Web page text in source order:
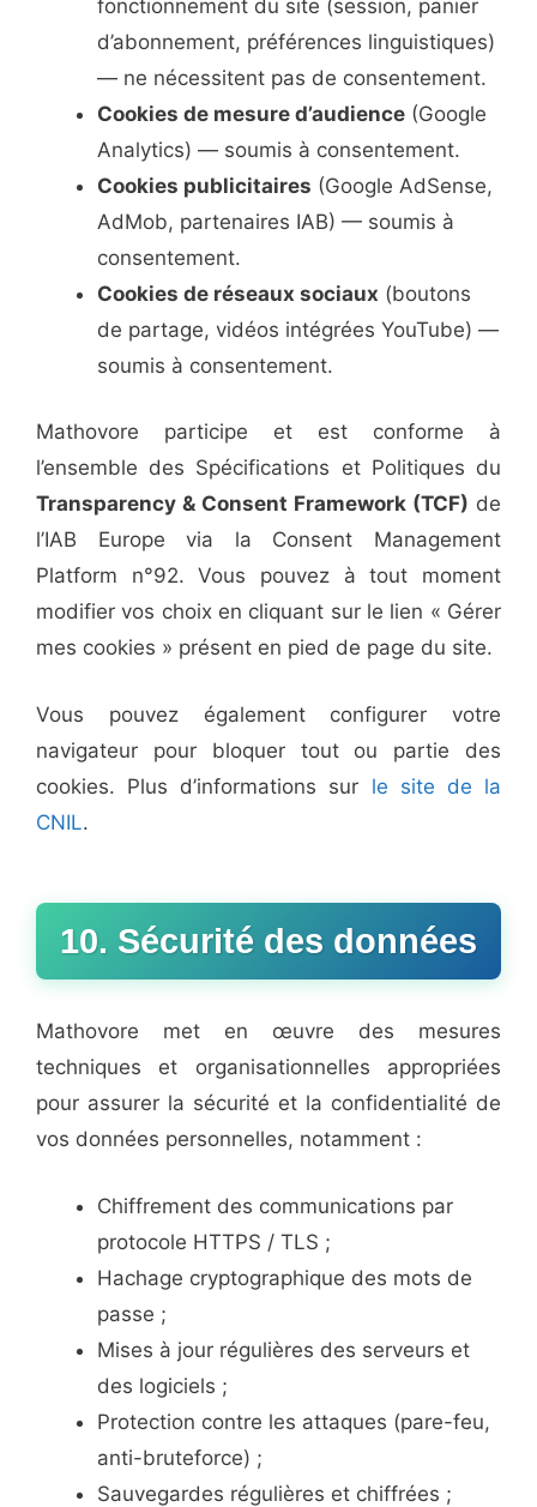
fonctionnement du site (session, panier
d’abonnement, préférences linguistiques)
— ne nécessitent pas de consentement.
Cookies de mesure d’audience (Google
Analytics) — soumis à consentement.
Cookies publicitaires (Google AdSense,
AdMob, partenaires IAB) — soumis à
consentement.
Cookies de réseaux sociaux (boutons
de partage, vidéos intégrées YouTube) —
soumis à consentement.
Mathovore participe et est conforme à
l’ensemble des Spécifications et Politiques du
Transparency & Consent Framework (TCF) de
l’IAB Europe via la Consent Management
Platform n°92. Vous pouvez à tout moment
modifier vos choix en cliquant sur le lien « Gérer
mes cookies » présent en pied de page du site.
Vous pouvez également configurer votre
navigateur pour bloquer tout ou partie des
cookies. Plus d’informations sur le site de la
CNIL.
10. Sécurité des données
Mathovore met en œuvre des mesures
techniques et organisationnelles appropriées
pour assurer la sécurité et la confidentialité de
vos données personnelles, notamment :
Chiffrement des communications par
protocole HTTPS / TLS ;
Hachage cryptographique des mots de
passe ;
Mises à jour régulières des serveurs et
des logiciels ;
Protection contre les attaques (pare-feu,
anti-bruteforce) ;
Sauvegardes régulières et chiffrées ;